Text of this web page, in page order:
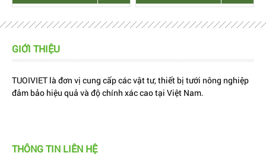
GIỚI THIỆU
TUOIVIET là đơn vị cung cấp các vật tư, thiết bị tưới nông nghiệp
đảm bảo hiệu quả và độ chính xác cao tại Việt Nam.
THÔNG TIN LIÊN HỆ